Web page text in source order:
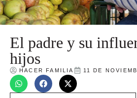
El padre y su
hijos
HACER FAMILIA 11 DE